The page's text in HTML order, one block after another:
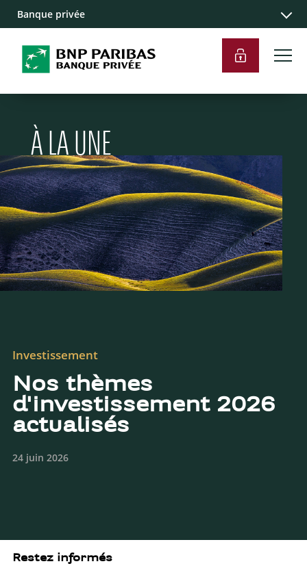
Banque privée
À LA UNE
Investissement
Nos thèmes
d'investissement 2026
actualisés
24 juin 2026
Restez informés